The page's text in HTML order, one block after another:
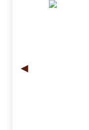
◄